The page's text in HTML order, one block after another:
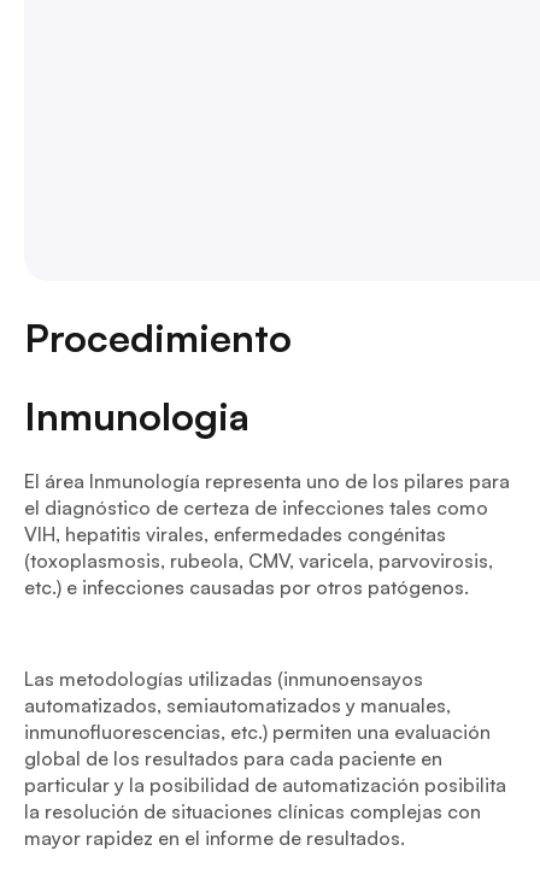
Procedimiento
Inmunologia
El área Inmunología representa uno de los pilares para
el diagnóstico de certeza de infecciones tales como
VIH, hepatitis virales, enfermedades congénitas
(toxoplasmosis, rubeola, CMV, varicela, parvovirosis,
etc.) e infecciones causadas por otros patógenos.
Las metodologías utilizadas (inmunoensayos
automatizados, semiautomatizados y manuales,
inmunofluorescencias, etc.) permiten una evaluación
global de los resultados para cada paciente en
particular y la posibilidad de automatización posibilita
la resolución de situaciones clínicas complejas con
mayor rapidez en el informe de resultados.